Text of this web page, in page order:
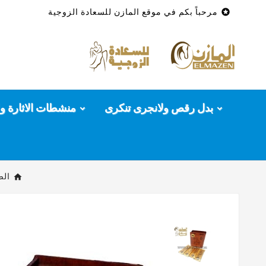
 مرحباً بكم في موقع المازن للسعادة الزوجية
بدل رقص ولانجرى تنكرى منشطات الاثارة